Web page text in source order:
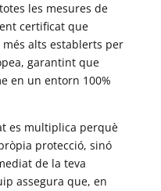
les mesures de
certificat que
alts establerts per
garantint que
en un entorn 100%
es multiplica perquè
protecció, sinó
de la teva
assegura que, en